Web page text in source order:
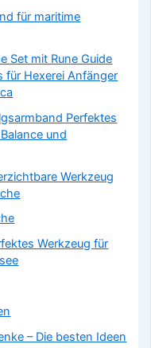
für maritime
Set mit Rune Guide
für Hexerei Anfänger
Perfektes
und
Werkzeug
Werkzeug für
– Die besten Ideen